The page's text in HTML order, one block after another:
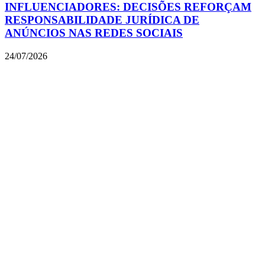
INFLUENCIADORES: DECISÕES REFORÇAM
RESPONSABILIDADE JURÍDICA DE
ANÚNCIOS NAS REDES SOCIAIS
24/07/2026